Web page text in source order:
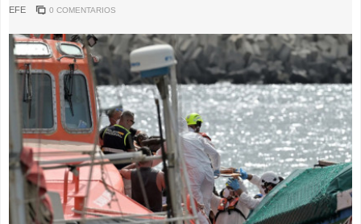
EFE 0 COMENTARIOS